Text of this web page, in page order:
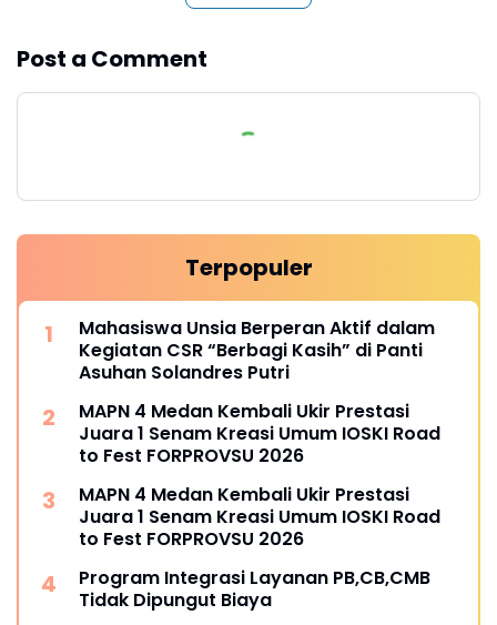
Post a Comment
Terpopuler
Mahasiswa Unsia Berperan Aktif dalam
Kegiatan CSR “Berbagi Kasih” di Panti
Asuhan Solandres Putri
MAPN 4 Medan Kembali Ukir Prestasi
Juara 1 Senam Kreasi Umum IOSKI Road
to Fest FORPROVSU 2026
MAPN 4 Medan Kembali Ukir Prestasi
Juara 1 Senam Kreasi Umum IOSKI Road
to Fest FORPROVSU 2026
Program Integrasi Layanan PB,CB,CMB
Tidak Dipungut Biaya